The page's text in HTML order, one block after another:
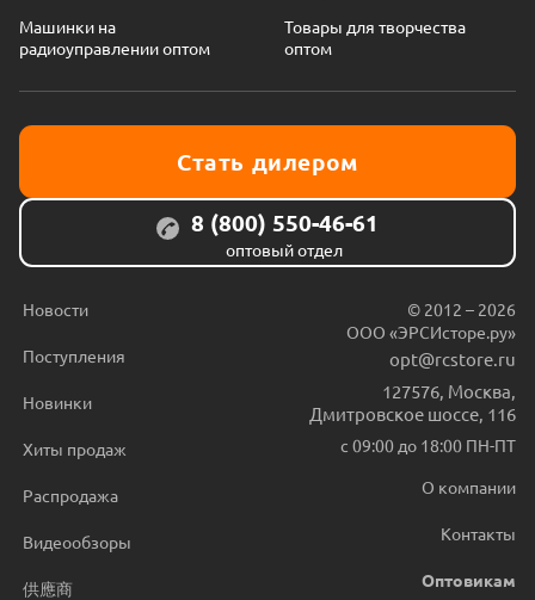
Машинки на
радиоуправлении оптом
Товары для творчества
оптом
Стать дилером
8 (800) 550-46-61
оптовый отдел
Новости
Поступления
Новинки
Хиты продаж
Распродажа
Видеообзоры
供應商
© 2012 – 2026
ООО «ЭРСИсторе.ру»
opt@rcstore.ru
127576 Москва
Дмитровское шоссе, 116
с 09:00 до 18:00 ПН-ПТ
О компании
Контакты
Оптовикам